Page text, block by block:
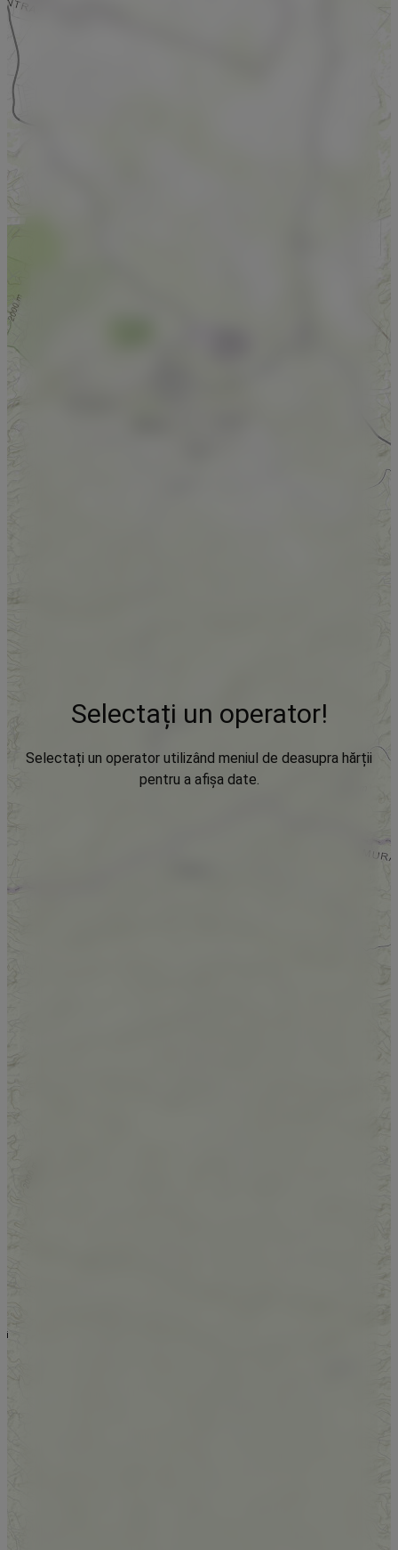
Selectați un operator!
Selectați un operator utilizând meniul de deasupra hărții
pentru a afișa date.